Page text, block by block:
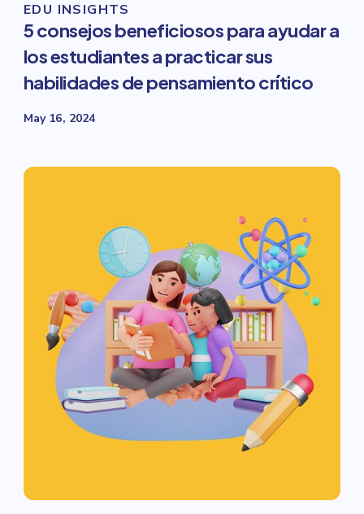
EDU INSIGHTS
5 consejos beneficiosos para ayudar a
los estudiantes a practicar sus
habilidades de pensamiento crítico
May 16, 2024